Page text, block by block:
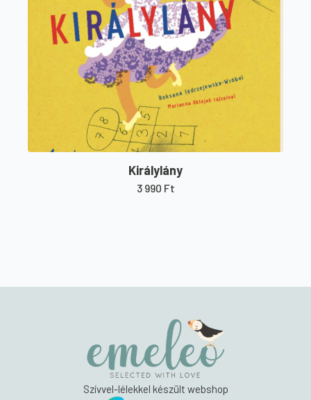
Királylány
3 990 Ft
Szívvel-lélekkel készült webshop